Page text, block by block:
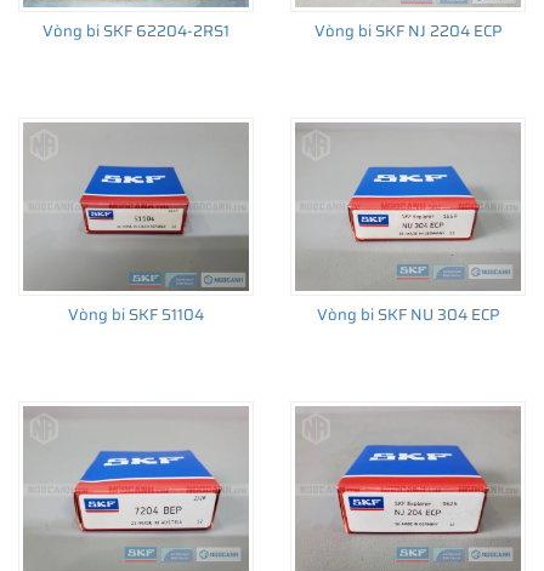
Vòng bi SKF 62204-2RS1 Vòng bi SKF NJ 2204 ECP
Vòng bi SKF 51104 Vòng bi SKF NU 304 ECP